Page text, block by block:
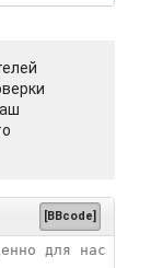
[BBcode]